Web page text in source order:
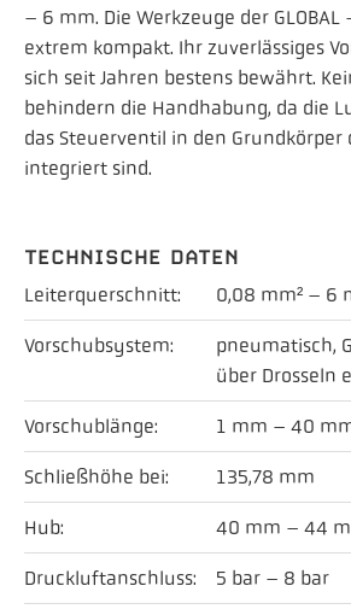
– 6 mm. Die Werkzeuge der GLOBAL
extrem kompakt. Ihr zuverlässiges
sich seit Jahren bestens bewährt.
behindern die Handhabung, da die
das Steuerventil in den Grundkörper
integriert sind.
TECHNISCHE DATEN
Leiterquerschnitt: 0,08 mm² – 6
Vorschubsystem:
pneumatisch,
über Drosseln
Vorschublänge: 1 mm – 40
Schließhöhe bei: 135,78 mm
Hub: 40 mm – 44
Druckluftanschluss: 5 bar – 8 bar